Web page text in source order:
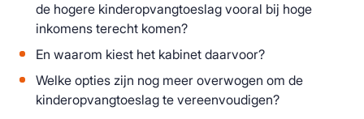
de hogere kinderopvangtoeslag vooral bij hoge
inkomens terecht komen?
En waarom kiest het kabinet daarvoor?
Welke opties zijn nog meer overwogen om de
kinderopvangtoeslag te vereenvoudigen?